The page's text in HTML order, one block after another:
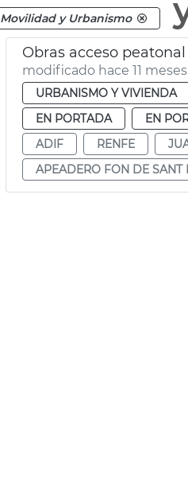
Movilidad y Urbanismo
Obras acceso
modificado hace 11 meses
URBANISMO Y VIVIENDA
EN PORTADA
EN
ADIF
RENFE
APEADERO FON DE SANT